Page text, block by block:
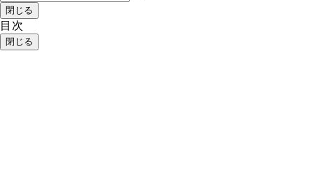
閉じる
目次
閉じる